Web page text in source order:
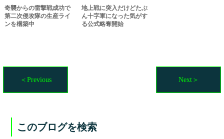
奇襲からの雷撃戦成功で
第二次侵攻隊の生産ライ
ンを構築中
地上戦に突入だけどたぶ
ん十字軍になった気がす
る公式略奪開始
＜Previous Next＞
このブログを検索